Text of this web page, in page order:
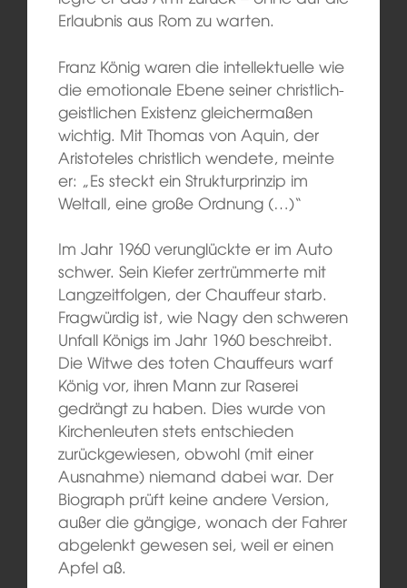
Erlaubnis aus Rom zu warten.
Franz König waren die intellektuelle wie
die emotionale Ebene seiner christlich-
geistlichen Existenz gleichermaßen
wichtig. Mit Thomas von Aquin, der
Aristoteles christlich wendete, meinte
er: „Es steckt ein Strukturprinzip im
Weltall, eine große Ordnung (…)“
Im Jahr 1960 verunglückte er im Auto
schwer. Sein Kiefer zertrümmerte mit
Langzeitfolgen, der Chauffeur starb.
Fragwürdig ist, wie Nagy den schweren
Unfall Königs im Jahr 1960 beschreibt.
Die Witwe des toten Chauffeurs warf
König vor, ihren Mann zur Raserei
gedrängt zu haben. Dies wurde von
Kirchenleuten stets entschieden
zurückgewiesen, obwohl (mit einer
Ausnahme) niemand dabei war. Der
Biograph prüft keine andere Version,
außer die gängige, wonach der Fahrer
abgelenkt gewesen sei, weil er einen
Apfel aß.